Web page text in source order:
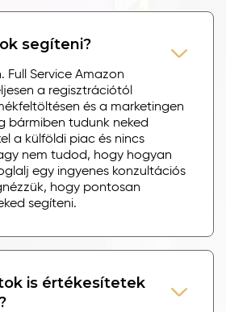
segíteni?
Full Service Amazon
a regisztrációtól
és a marketingen
bármiben tudunk neked
a külföldi piac és nincs
nem tudod, hogy hogyan
egy ingyenes konzultációs
hogy pontosan
segíteni.
is értékesítetek